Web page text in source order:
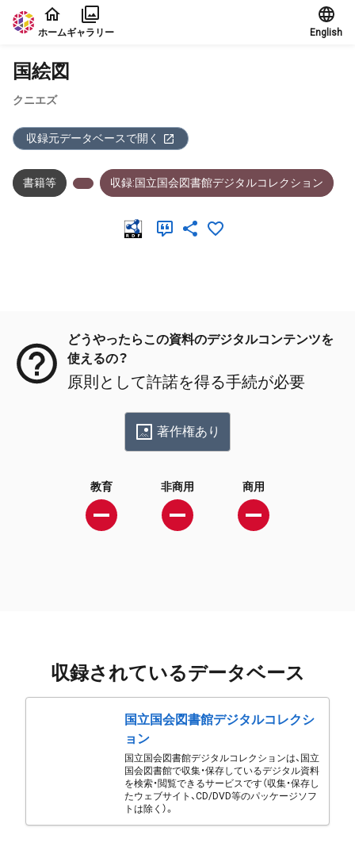
本文に飛ぶ
ホームギャラリー English
国絵図
クニエズ
収録元データベースで開く
書籍等 収録:国立国会図書館デジタルコレクション
どうやったらこの資料のデジタルコンテンツを
使えるの？
原則として許諾を得る手続が必要
著作権あり
教育 非商用 商用
収録されているデータベース
国立国会図書館デジタルコレクシ
ョン
国立国会図書館デジタルコレクションは、国立
国会図書館で収集・保存しているデジタル資料
を検索・閲覧できるサービスです（収集・保存し
たウェブサイト、CD/DVD等のパッケージソフ
トは除く）。